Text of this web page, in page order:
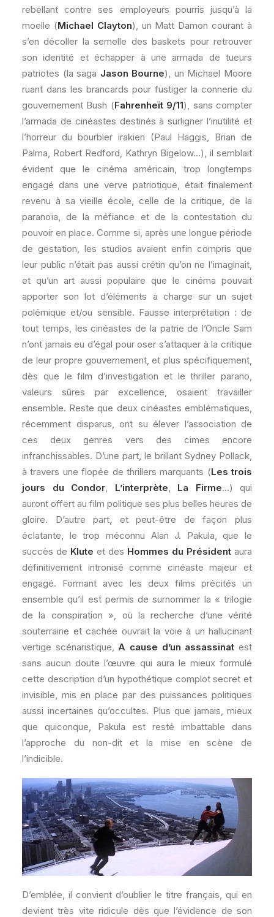
rebellant contre ses employeurs pourris jusqu’à la
moelle (Michael Clayton), un Matt Damon courant à
s’en décoller la semelle des baskets pour retrouver
son identité et échapper à une armada de tueurs
patriotes (la saga Jason Bourne), un Michael Moore
ruant dans les brancards pour fustiger la connerie du
gouvernement Bush (Fahrenheït 9/11), sans compter
l’armada de cinéastes destinés à surligner l’inutilité et
l’horreur du bourbier irakien (Paul Haggis, Brian de
Palma, Robert Redford, Kathryn Bigelow…), il semblait
évident que le cinéma américain, trop longtemps
engagé dans une verve patriotique, était finalement
revenu à sa vieille école, celle de la critique, de la
paranoïa, de la méfiance et de la contestation du
pouvoir en place. Comme si, après une longue période
de gestation, les studios avaient enfin compris que
leur public n’était pas aussi crétin qu’on ne l’imaginait,
et qu’un art aussi populaire que le cinéma pouvait
apporter son lot d’éléments à charge sur un sujet
polémique et/ou sensible. Fausse interprétation : de
tout temps, les cinéastes de la patrie de l’Oncle Sam
n’ont jamais eu d’égal pour oser s’attaquer à la critique
de leur propre gouvernement, et plus spécifiquement,
dès que le film d’investigation et le thriller parano,
valeurs sûres par excellence, osaient travailler
ensemble. Reste que deux cinéastes emblématiques,
récemment disparus, ont su élever l’association de
ces deux genres vers des cimes encore
infranchissables. D’une part, le brillant Sydney Pollack,
à travers une flopée de thrillers marquants (Les trois
jours du Condor, L’interprète, La Firme…) qui
auront offert au film politique ses plus belles heures de
gloire. D’autre part, et peut-être de façon plus
éclatante, le trop méconnu Alan J. Pakula, que le
succès de Klute et des Hommes du Président aura
définitivement intronisé comme cinéaste majeur et
engagé. Formant avec les deux films précités un
ensemble qu’il est permis de surnommer la « trilogie
de la conspiration », où la recherche d’une vérité
souterraine et cachée ouvrait la voie à un hallucinant
vertige scénaristique, A cause d’un assassinat est
sans aucun doute l’œuvre qui aura le mieux formulé
cette description d’un hypothétique complot secret et
invisible, mis en place par des puissances politiques
aussi incertaines qu’occultes. Plus que jamais, mieux
que quiconque, Pakula est resté imbattable dans
l’approche du non-dit et la mise en scène de
l’indicible.
D’emblée, il convient d’oublier le titre français, qui en
devient très vite ridicule dès que l’évidence de son